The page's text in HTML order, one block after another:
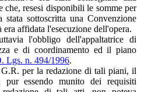
che, resesi disponibili le somme per
sottoscritta una Convenzione
affidata l'esecuzione dell'opera.
l'obbligo dell'appaltatrice di
e di coordinamento ed il piano
Lgs. n. 494/1996.
per la redazione di tali piani, il
pur essendo munito dei requisiti